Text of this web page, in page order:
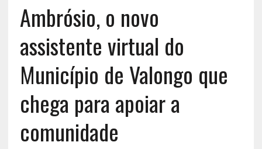
Ambrósio, o novo
assistente virtual do
Município de Valongo que
chega para apoiar a
comunidade